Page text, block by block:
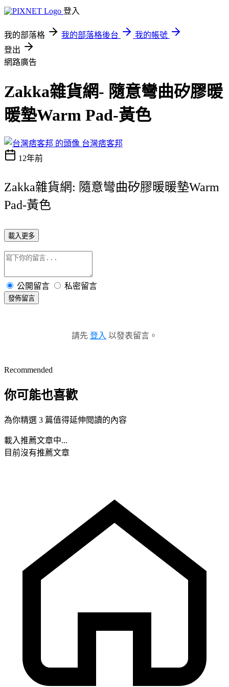
登入
我的部落格 我的部落格後台
我的帳號
登出
網路廣告
Zakka雜貨網- 隨意彎曲矽膠暖
暖墊Warm Pad-黃色
台灣痞客邦
12年前
Zakka雜貨網: 隨意彎曲矽膠暖暖墊Warm
Pad-黃色
載入更多
公開留言 私密留言
發佈留言
請先 登入 以發表留言。
Recommended
你可能也喜歡
為你精選 3 篇值得延伸閱讀的內容
載入推薦文章中...
目前沒有推薦文章